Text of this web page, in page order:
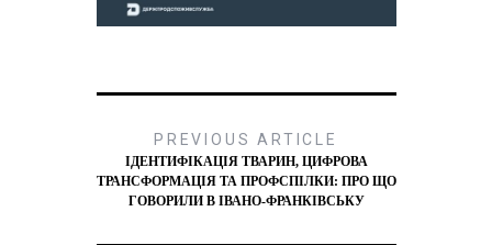
PREVIOUS ARTICLE
ІДЕНТИФІКАЦІЯ ТВАРИН, ЦИФРОВА
ТРАНСФОРМАЦІЯ ТА ПРОФСПІЛКИ: ПРО ЩО
ГОВОРИЛИ В ІВАНО-ФРАНКІВСЬКУ